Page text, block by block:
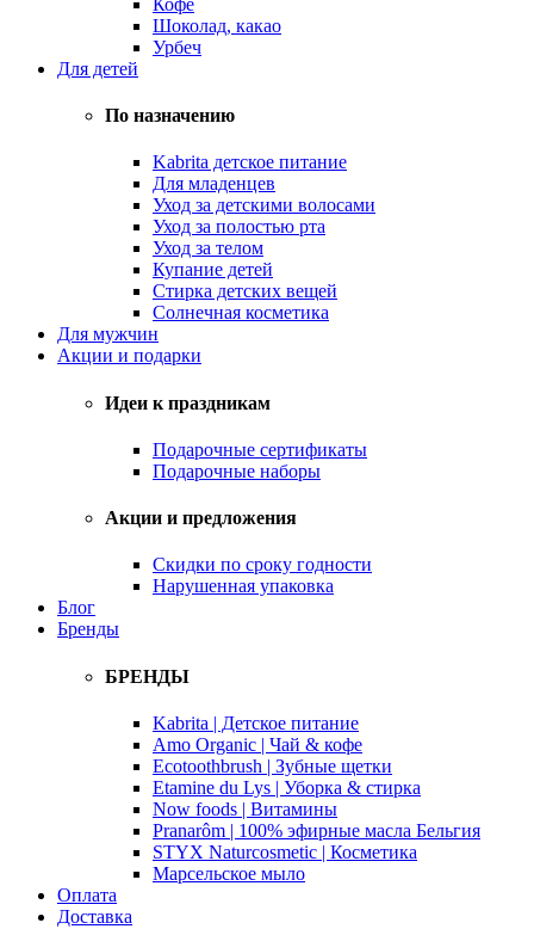
Шоколад, какао
Урбеч
Для детей
По назначению
Kabrita детское питание
Для младенцев
Уход за детскими волосами
Уход за полостью рта
Уход за телом
Купание детей
Стирка детских вещей
Солнечная косметика
Для мужчин
Акции и подарки
Идеи к праздникам
Подарочные сертификаты
Подарочные наборы
Акции и предложения
Скидки по сроку годности
Нарушенная упаковка
Блог
Бренды
БРЕНДЫ
Kabrita | Детское питание
Amo Organic | Чай & кофе
Ecotoothbrush | Зубные щетки
Etamine du Lys | Уборка & стирка
Now foods | Витамины
Pranarôm | 100% эфирные масла Бельгия
STYX Naturcosmetic | Косметика
Марсельское мыло
Оплата
Доставка